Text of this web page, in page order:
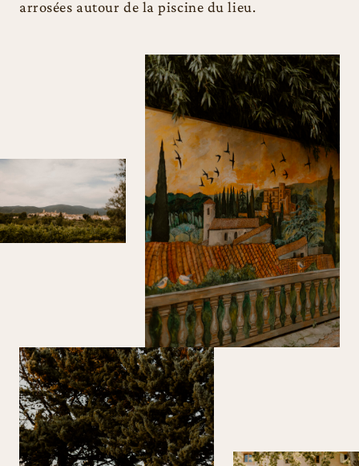
arrosées autour de la piscine du lieu.